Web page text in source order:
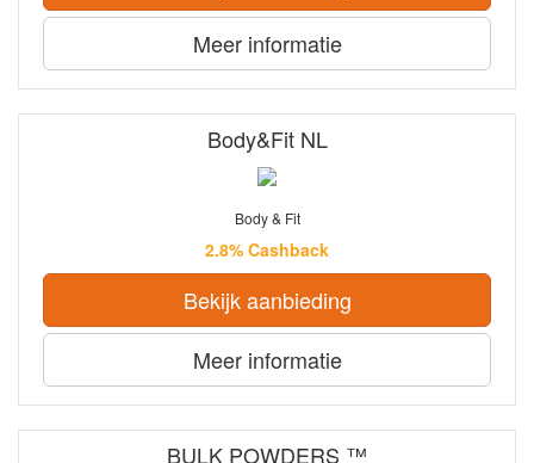
Meer informatie
Body&Fit NL
Body & Fit
2.8% Cashback
Bekijk aanbieding
Meer informatie
BULK POWDERS ™